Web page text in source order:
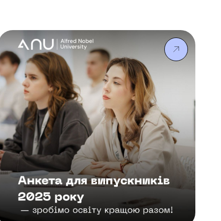
“Семестр за кордоном”, за спеціальністю
мова і література”, тож навчання
у звичному напрямі.
дуже великий, тут навчається
50 тисяч студентів, серед яких багато […]